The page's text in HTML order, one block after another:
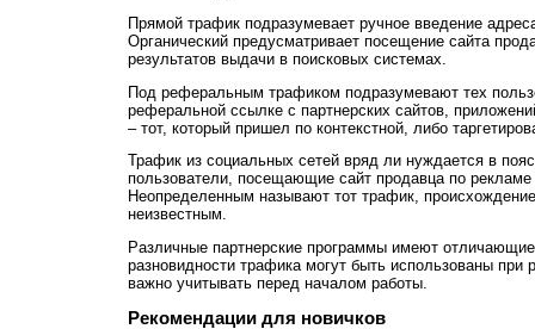
Прямой трафик подразумевает ручное введение
Органический предусматривает посещение сайта
результатов выдачи в поисковых системах.
Под реферальным трафиком подразумевают тех
реферальной ссылке с партнерских сайтов,
– тот, который пришел по контекстной, либо
Трафик из социальных сетей вряд ли нуждается в
пользователи, посещающие сайт продавца по рекламе
Неопределенным называют тот трафик, происхождение
неизвестным.
Различные партнерские программы имеют
разновидности трафика могут быть использованы при
важно учитывать перед началом работы.
Рекомендации для новичков